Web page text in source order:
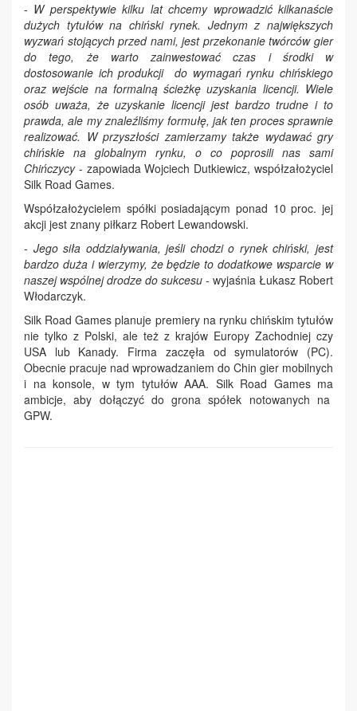
- W perspektywie kilku lat chcemy wprowadzić kilkanaście
dużych tytułów na chiński rynek. Jednym z największych
wyzwań stojących przed nami, jest przekonanie twórców gier
do tego, że warto zainwestować czas i środki w
dostosowanie ich produkcji do wymagań rynku chińskiego
oraz wejście na formalną ścieżkę uzyskania licencji. Wiele
osób uważa, że uzyskanie licencji jest bardzo trudne i to
prawda, ale my znaleźliśmy formułę, jak ten proces sprawnie
realizować. W przyszłości zamierzamy także wydawać gry
chińskie na globalnym rynku, o co poprosili nas sami
Chińczycy- zapowiada Wojciech Dutkiewicz, współzałożyciel
Silk Road Games.
Współzałożycielem spółki posiadającym ponad 10 proc. jej
akcji jest znany piłkarz Robert Lewandowski.
- Jego siła oddziaływania, jeśli chodzi o rynek chiński, jest
bardzo duża i wierzymy, że będzie to dodatkowe wsparcie w
naszej wspólnej drodze do sukcesu - wyjaśnia Łukasz Robert
Włodarczyk.
Silk Road Games planuje premiery na rynku chińskim tytułów
nie tylko z Polski, ale też z krajów Europy Zachodniej czy
USA lub Kanady. Firma zaczęła od symulatorów (PC).
Obecnie pracuje nad wprowadzaniem do Chin gier mobilnych
i na konsole, w tym tytułów AAA. Silk Road Games ma
ambicje, aby dołączyć do grona spółek notowanych na
GPW.